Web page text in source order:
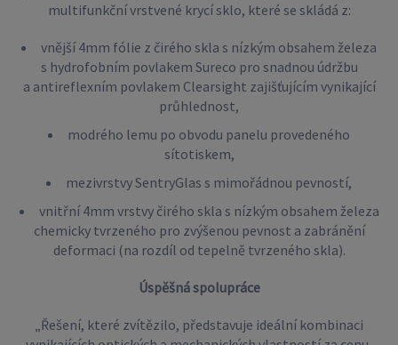
multifunkční vrstvené krycí sklo, které se skládá z:
vnější 4mm fólie z čirého skla s nízkým obsahem železa
s hydrofobním povlakem Sureco pro snadnou údržbu
a antireflexním povlakem Clearsight zajišťujícím vynikající
průhlednost,
modrého lemu po obvodu panelu provedeného
sítotiskem,
mezivrstvy SentryGlas s mimořádnou pevností,
vnitřní 4mm vrstvy čirého skla s nízkým obsahem železa
chemicky tvrzeného pro zvýšenou pevnost a zabránění
deformaci (na rozdíl od tepelně tvrzeného skla).
Úspěšná spolupráce
„Řešení, které zvítězilo, představuje ideální kombinaci